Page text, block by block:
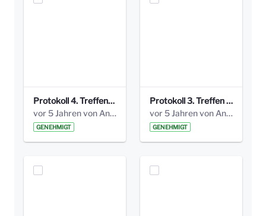
Protokoll 4. Treffen_20141113 AG Bismarckplatz.pdf
vor 5 Jahren von Anni Schlumberger
GENEHMIGT
Protokoll 3. Treffen 20141016 AG Bismarckplatz.pdf
vor 5 Jahren von Anni Schlumberger
GENEHMIGT